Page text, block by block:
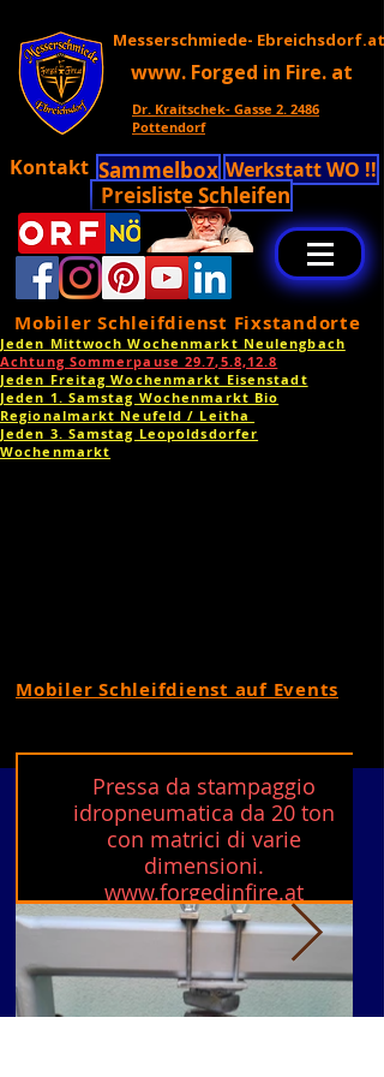
Messerschmiede- Ebreichsdorf.at
www. Forged in Fire. at
Dr. Kraitschek- Gasse 2. 2486
Pottendorf
Kontakt Sammelbox Werkstatt WO !!
Preisliste Schleifen
Mobiler Schleifdienst Fixstandorte
Jeden Mittwoch Wochenmarkt Neulengbach
Achtung Sommerpause 29.7,5.8,12.8
Jeden Freitag Wochenmarkt Eisenstadt
Jeden 1. Samstag Wochenmarkt Bio
Regionalmarkt Neufeld / Leitha
Jeden 3. Samstag Leopoldsdorfer
Wochenmarkt
Mobiler Schleifdienst auf Events
Pressa da stampaggio
idropneumatica da 20 ton
con matrici di varie
dimensioni.
www.forgedinfire.at